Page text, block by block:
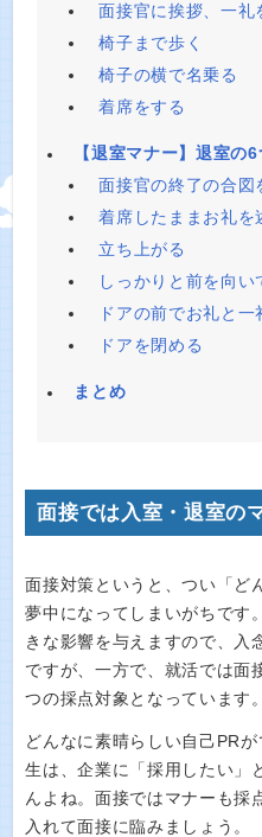
面接官に挨拶、一礼
椅子まで歩く
椅子の横で名乗る
着席をする
【退室マナー】退室の
面接官の終了の合図
着席したままお礼を
立ち上がる
しっかりと前を向い
ドアの前でお礼と一
ドアを閉める
まとめ
面接では入室・退室の
面接対策というと、つい「ど
夢中になってしまいがちです
きな影響を与えますので、入
ですが、一方で、就活では面
つの採点対象となっています。
どんなに素晴らしい自己PR
生は、企業に「採用したい」
んよね。面接ではマナーも採
入れて面接に臨みましょう。